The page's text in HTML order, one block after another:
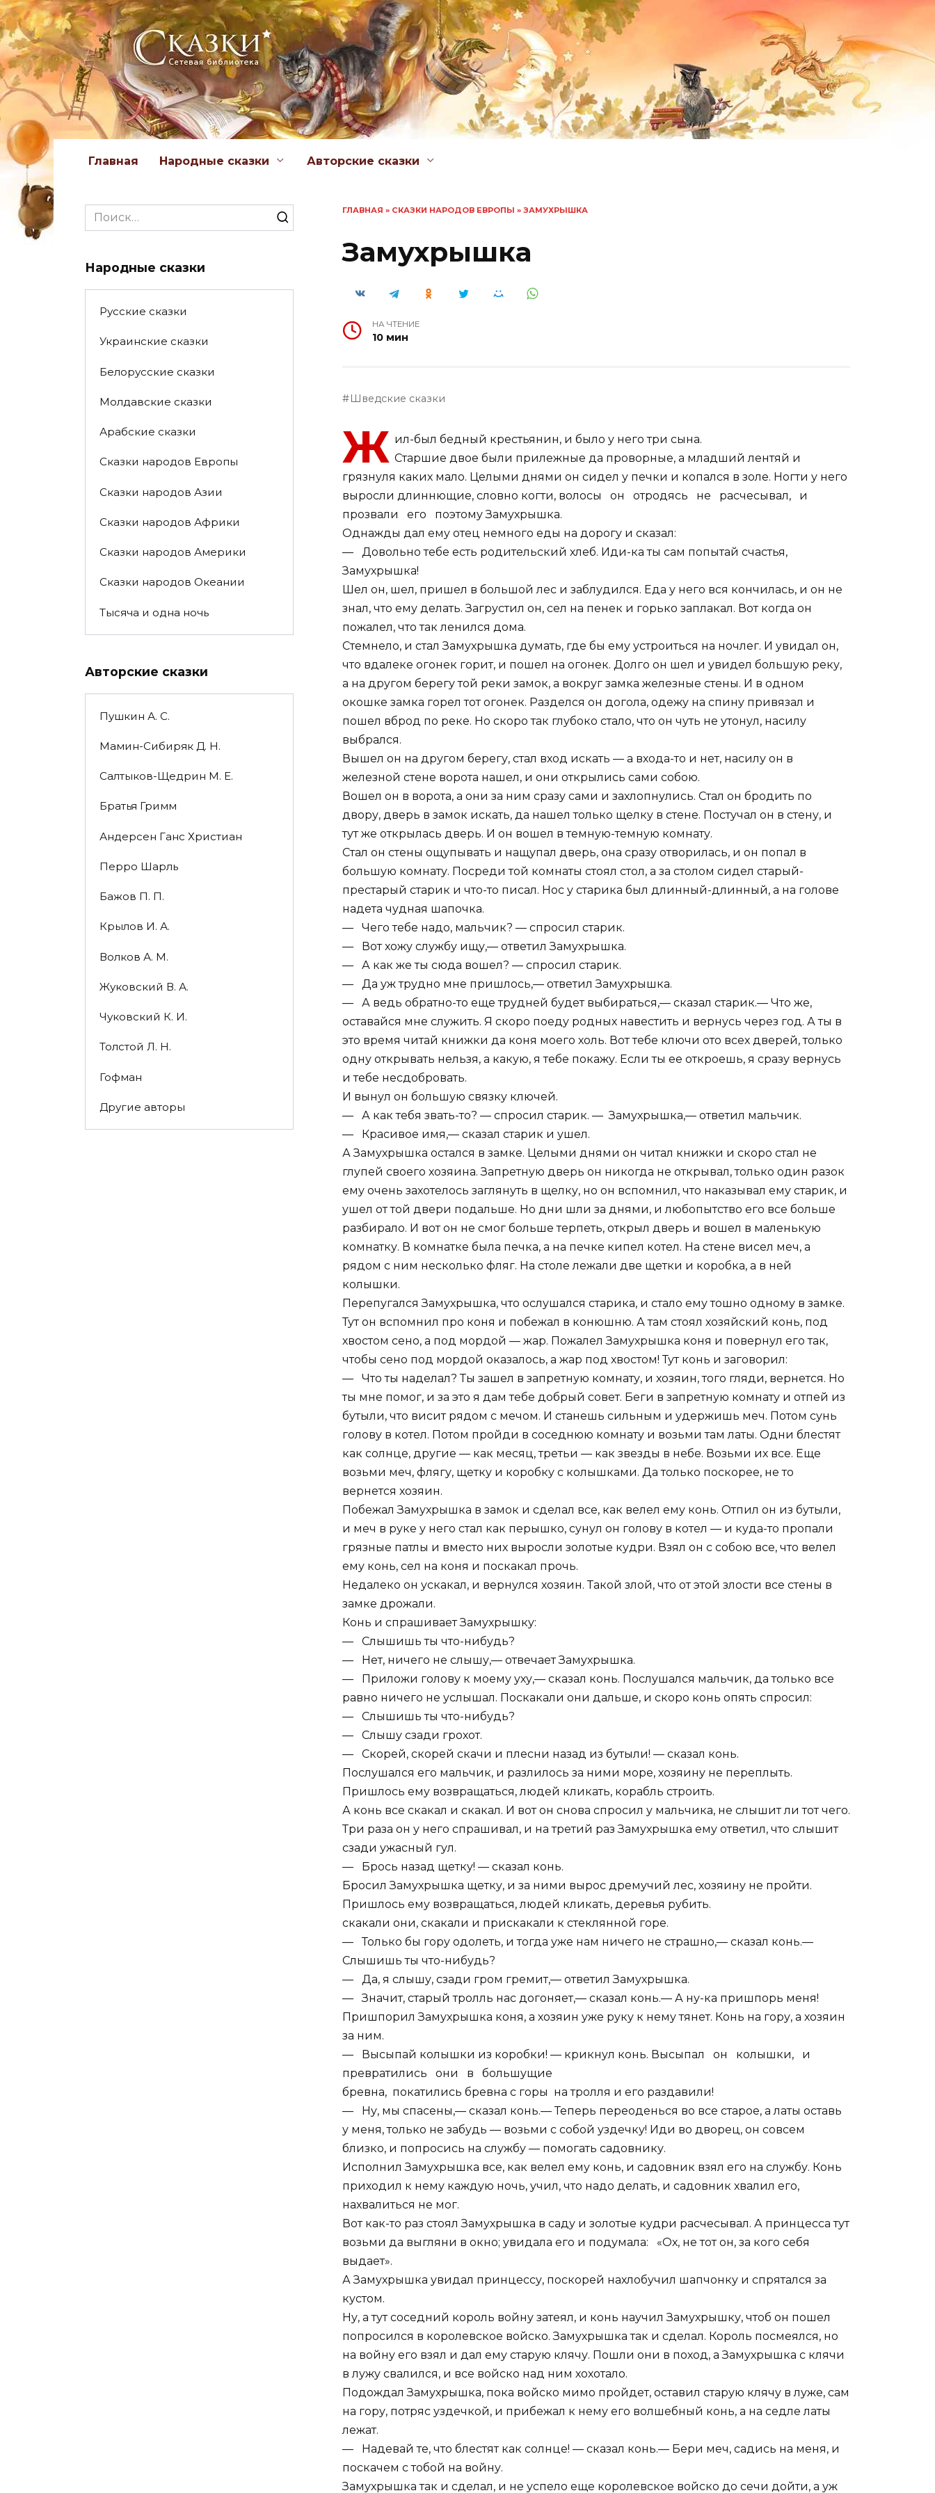
Перейти
к
содержанию
Главная Народные сказки Авторские сказки
ГЛАВНАЯ » СКАЗКИ НАРОДОВ ЕВРОПЫ » ЗАМУХРЫШКА
Замухрышка
НА ЧТЕНИЕ
10 мин
Шведские сказки
Ж ил-был бедный крестьянин, и было у него три сына.
Старшие двое были прилежные да проворные, а младший лентяй и
грязнуля каких мало. Целыми днями он сидел у печки и копался в золе. Ногти у него
выросли длиннющие, словно когти, волосы он отродясь не расчесывал, и
прозвали его поэтому Замухрышка.
Однажды дал ему отец немного еды на дорогу и сказал:
— Довольно тебе есть родительский хлеб. Иди-ка ты сам попытай счастья,
Замухрышка!
Шел он, шел, пришел в большой лес и заблудился. Еда у него вся кончилась, и он не
знал, что ему делать. Загрустил он, сел на пенек и горько заплакал. Вот когда он
пожалел, что так ленился дома.
Стемнело, и стал Замухрышка думать, где бы ему устроиться на ночлег. И увидал он,
что вдалеке огонек горит, и пошел на огонек. Долго он шел и увидел большую реку,
а на другом берегу той реки замок, а вокруг замка железные стены. И в одном
окошке замка горел тот огонек. Разделся он догола, одежу на спину привязал и
пошел вброд по реке. Но скоро так глубоко стало, что он чуть не утонул, насилу
выбрался.
Вышел он на другом берегу, стал вход искать — а входа-то и нет, насилу он в
железной стене ворота нашел, и они открылись сами собою.
Вошел он в ворота, а они за ним сразу сами и захлопнулись. Стал он бродить по
двору, дверь в замок искать, да нашел только щелку в стене. Постучал он в стену, и
тут же открылась дверь. И он вошел в темную-темную комнату.
Стал он стены ощупывать и нащупал дверь, она сразу отворилась, и он попал в
большую комнату. Посреди той комнаты стоял стол, а за столом сидел старый-
престарый старик и что-то писал. Нос у старика был длинный-длинный, а на голове
надета чудная шапочка.
— Чего тебе надо, мальчик? — спросил старик.
— Вот хожу службу ищу,— ответил Замухрышка.
— А как же ты сюда вошел? — спросил старик.
— Да уж трудно мне пришлось,— ответил Замухрышка.
— А ведь обратно-то еще трудней будет выбираться,— сказал старик.— Что же,
оставайся мне служить. Я скоро поеду родных навестить и вернусь через год. А ты в
это время читай книжки да коня моего холь. Вот тебе ключи ото всех дверей, только
одну открывать нельзя, а какую, я тебе покажу. Если ты ее откроешь, я сразу вернусь
и тебе несдобровать.
И вынул он большую связку ключей.
— А как тебя звать-то? — спросил старик. — Замухрышка,— ответил мальчик.
— Красивое имя,— сказал старик и ушел.
А Замухрышка остался в замке. Целыми днями он читал книжки и скоро стал не
глупей своего хозяина. Запретную дверь он никогда не открывал, только один разок
ему очень захотелось заглянуть в щелку, но он вспомнил, что наказывал ему старик, и
ушел от той двери подальше. Но дни шли за днями, и любопытство его все больше
разбирало. И вот он не смог больше терпеть, открыл дверь и вошел в маленькую
комнатку. В комнатке была печка, а на печке кипел котел. На стене висел меч, а
рядом с ним несколько фляг. На столе лежали две щетки и коробка, а в ней
колышки.
Перепугался Замухрышка, что ослушался старика, и стало ему тошно одному в замке.
Тут он вспомнил про коня и побежал в конюшню. А там стоял хозяйский конь, под
хвостом сено, а под мордой — жар. Пожалел Замухрышка коня и повернул его так,
чтобы сено под мордой оказалось, а жар под хвостом! Тут конь и заговорил:
— Что ты наделал? Ты зашел в запретную комнату, и хозяин, того гляди, вернется. Но
ты мне помог, и за это я дам тебе добрый совет. Беги в запретную комнату и отпей из
бутыли, что висит рядом с мечом. И станешь сильным и удержишь меч. Потом сунь
голову в котел. Потом пройди в соседнюю комнату и возьми там латы. Одни блестят
как солнце, другие — как месяц, третьи — как звезды в небе. Возьми их все. Еще
возьми меч, флягу, щетку и коробку с колышками. Да только поскорее, не то
вернется хозяин.
Побежал Замухрышка в замок и сделал все, как велел ему конь. Отпил он из бутыли,
и меч в руке у него стал как перышко, сунул он голову в котел — и куда-то пропали
грязные патлы и вместо них выросли золотые кудри. Взял он с собою все, что велел
ему конь, сел на коня и поскакал прочь.
Недалеко он ускакал, и вернулся хозяин. Такой злой, что от этой злости все стены в
замке дрожали.
Конь и спрашивает Замухрышку:
— Слышишь ты что-нибудь?
— Нет, ничего не слышу,— отвечает Замухрышка.
— Приложи голову к моему уху,— сказал конь. Послушался мальчик, да только все
равно ничего не услышал. Поскакали они дальше, и скоро конь опять спросил:
— Слышишь ты что-нибудь?
— Слышу сзади грохот.
— Скорей, скорей скачи и плесни назад из бутыли! — сказал конь.
Послушался его мальчик, и разлилось за ними море, хозяину не переплыть.
Пришлось ему возвращаться, людей кликать, корабль строить.
А конь все скакал и скакал. И вот он снова спросил у мальчика, не слышит ли тот чего.
Три раза он у него спрашивал, и на третий раз Замухрышка ему ответил, что слышит
сзади ужасный гул.
— Брось назад щетку! — сказал конь.
Бросил Замухрышка щетку, и за ними вырос дремучий лес, хозяину не пройти.
Пришлось ему возвращаться, людей кликать, деревья рубить.
скакали они, скакали и прискакали к стеклянной горе.
— Только бы гору одолеть, и тогда уже нам ничего не страшно,— сказал конь.—
Слышишь ты что-нибудь?
— Да, я слышу, сзади гром гремит,— ответил Замухрышка.
— Значит, старый тролль нас догоняет,— сказал конь.— А ну-ка пришпорь меня!
Пришпорил Замухрышка коня, а хозяин уже руку к нему тянет. Конь на гору, а хозяин
за ним.
— Высыпай колышки из коробки! — крикнул конь. Высыпал он колышки, и
превратились они в большущие
бревна, покатились бревна с горы на тролля и его раздавили!
— Ну, мы спасены,— сказал конь.— Теперь переоденься во все старое, а латы оставь
у меня, только не забудь — возьми с собой уздечку! Иди во дворец, он совсем
близко, и попросись на службу — помогать садовнику.
Исполнил Замухрышка все, как велел ему конь, и садовник взял его на службу. Конь
приходил к нему каждую ночь, учил, что надо делать, и садовник хвалил его,
нахвалиться не мог.
Вот как-то раз стоял Замухрышка в саду и золотые кудри расчесывал. А принцесса тут
возьми да выгляни в окно; увидала его и подумала: «Ох, не тот он, за кого себя
выдает».
А Замухрышка увидал принцессу, поскорей нахлобучил шапчонку и спрятался за
кустом.
Ну, а тут соседний король войну затеял, и конь научил Замухрышку, чтоб он пошел
попросился в королевское войско. Замухрышка так и сделал. Король посмеялся, но
на войну его взял и дал ему старую клячу. Пошли они в поход, а Замухрышка с клячи
в лужу свалился, и все войско над ним хохотало.
Подождал Замухрышка, пока войско мимо пройдет, оставил старую клячу в луже, сам
на гору, потряс уздечкой, и прибежал к нему его волшебный конь, а на седле латы
лежат.
— Надевай те, что блестят как солнце! — сказал конь.— Бери меч, садись на меня, и
поскачем с тобой на войну.
Замухрышка так и сделал, и не успело еще королевское войско до сечи дойти, а уж
Search
for:
Народные сказки
Русские сказки
Украинские сказки
Белорусские сказки
Молдавские сказки
Арабские сказки
Сказки народов Европы
Сказки народов Азии
Сказки народов Африки
Сказки народов Америки
Сказки народов Океании
Тысяча и одна ночь
Авторские сказки
Пушкин А. С.
Мамин-Сибиряк Д. Н.
Салтыков-Щедрин М. Е.
Братья Гримм
Андерсен Ганс Христиан
Перро Шарль
Бажов П. П.
Крылов И. А.
Волков А. М.
Жуковский В. А.
Чуковский К. И.
Толстой Л. Н.
Гофман
Другие авторы